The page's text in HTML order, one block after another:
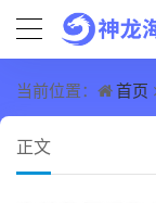
当前位置： 首页
正文